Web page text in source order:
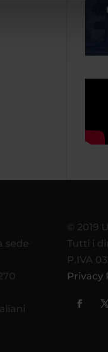
sede
© 2019
Tutti i
P.IVA
Privacy